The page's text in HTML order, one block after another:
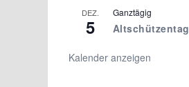
DEZ.
5
Ganztägig
Altschützentag
Kalender anzeigen